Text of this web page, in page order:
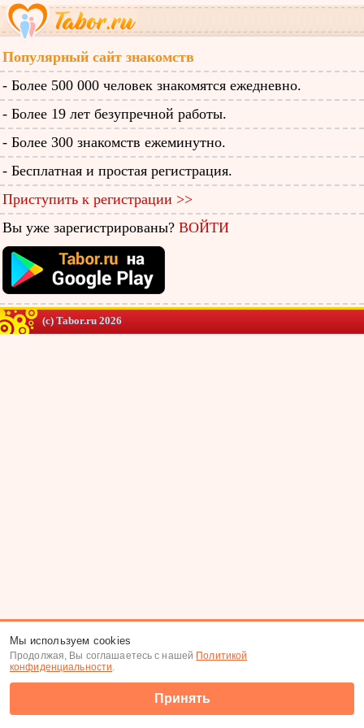
Популярный сайт знакомств
- Более 500 000 человек знакомятся ежедневно.
- Более 19 лет безупречной работы.
- Более 300 знакомств ежеминутно.
- Бесплатная и простая регистрация.
Приступить к регистрации >>
Вы уже зарегистрированы? ВОЙТИ
(c) Tabor.ru 2026
Мы используем cookies
Продолжая, Вы соглашаетесь с нашей Политикой
конфиденциальности.
Принять